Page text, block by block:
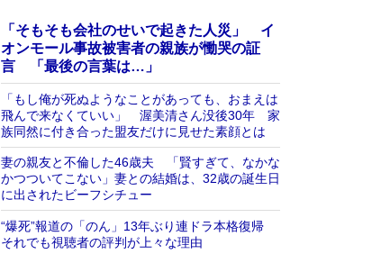
「そもそも会社のせいで起きた人災」 イ
オンモール事故被害者の親族が慟哭の証
言 「最後の言葉は…」
「もし俺が死ぬようなことがあっても、おまえは
飛んで来なくていい」 渥美清さん没後30年 家
族同然に付き合った盟友だけに見せた素顔とは
妻の親友と不倫した46歳夫 「賢すぎて、なかな
かつついてこない」妻との結婚は、32歳の誕生日
に出されたビーフシチュー
“爆死”報道の「のん」13年ぶり連ドラ本格復帰
それでも視聴者の評判が上々な理由